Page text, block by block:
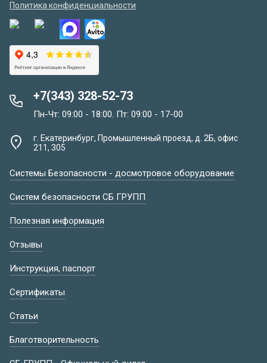
Политика конфиденциальности
+7(343) 328-52-73
Пн-Чт: 09:00 - 18:00. Пт: 09:00 - 17-00
г. Екатеринбург, Промышленный проезд, д. 2Б, офис
211, 305
Системы Безопасности - досмотровое оборудование
Систем безопасности СБ ГРУПП
Полезная информация
Отзывы
Инструкция, паспорт
Сертификаты
Статьи
Благотворительность